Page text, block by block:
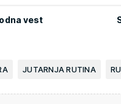
vest
JUTARNJA RUTINA